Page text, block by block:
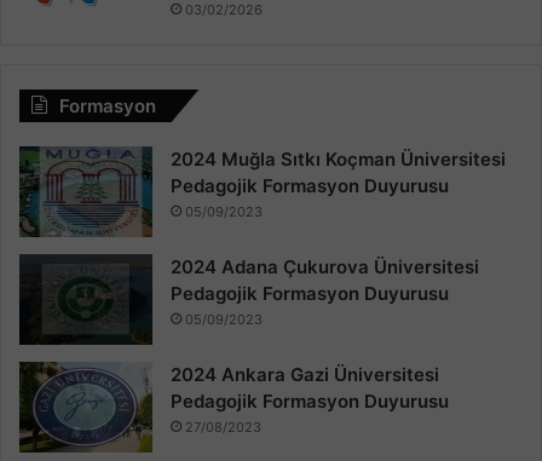
03/02/2026
Formasyon
2024 Muğla Sıtkı Koçman Üniversitesi
Pedagojik Formasyon Duyurusu
05/09/2023
2024 Adana Çukurova Üniversitesi
Pedagojik Formasyon Duyurusu
05/09/2023
2024 Ankara Gazi Üniversitesi
Pedagojik Formasyon Duyurusu
27/08/2023